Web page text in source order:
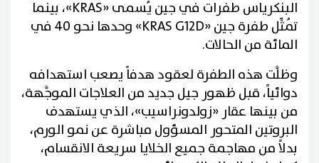
البنكرياس طفرات في جين يُسمى «KRAS»، بينما
تُمثِّل طفرة جين «KRAS G12D» وحدها نحو 40 في
المائة من الحالات.
وظلَّت هذه الطفرة لعقود هدفاً يصعب استهدافه
دوائياً، قبل ظهور جيل جديد من العلاجات الموجَّهة،
من بينها عقار «زولدونراسيب»، الذي يستهدف
البروتين المتحور المسؤول مباشرة عن نمو الورم،
بدلاً من مهاجمة جميع الخلايا سريعة الانقسام،